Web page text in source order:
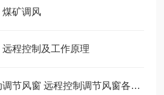
煤矿调风
程控制及工作原理
矿用调节风窗 全自动调节风窗 远程控制调节风窗各自特点